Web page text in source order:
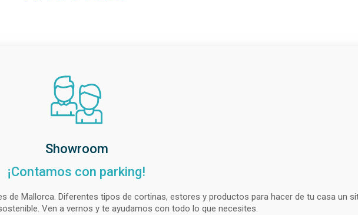
Showroom
¡Contamos con parking!
de Mallorca. Diferentes tipos de cortinas, estores y productos para hacer de tu casa un
Ven a vernos y te ayudamos con todo lo que necesites.